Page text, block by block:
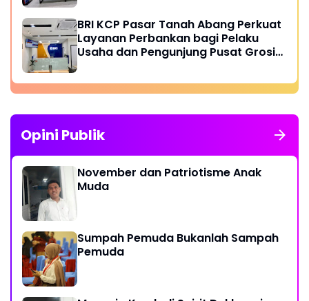
BRI KCP Pasar Tanah Abang Perkuat
Layanan Perbankan bagi Pelaku
Usaha dan Pengunjung Pusat Grosir
Opini Publik
November dan Patriotisme Anak
Muda
Sumpah Pemuda Bukanlah Sampah
Pemuda